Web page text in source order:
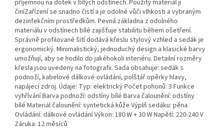
příjemnou na dotek v bílých odstínech. Použitý materiál ji
činíZařízení se snadno čistí a je odolné vůči vlhkosti a vybraným
dezinfekčním prostředkům. Pevná základna z odolného
materiálu v odstínech bílé zajišťuje stabilitu během ošetření.
Správně profilované šití dodává křeslu stylový vzhled a sedák je
ergonomický. Minimalistický, jednoduchý design a klasické barvy
umožňují, aby se hodilo do jakéhokoli interiéru. Detailní rozměry
křesla jsou uvedeny na fotografii. Sada obsahuje: sedák s
podnoží, kabelové dálkové ovládání, polštář opěrky hlavy,
napájecí zdroj. Údaje: Typ: elektrický Počet pohonů: 3 Funkce
vyhřívání Barva podnoží: odstíny bílé Barva čalounění: odstíny
bílé Materiál čalounění: syntetická kůže Výplň sedáku: pěna
Ovládání: dálkové ovládání Výkon: 180 W + 30 W Napětí: 220-240 V
Záruka: 12 měsíců